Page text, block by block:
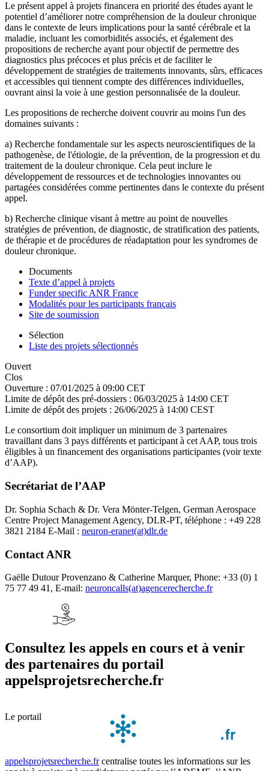
Le présent appel à projets financera en priorité des études ayant le
potentiel d’améliorer notre compréhension de la douleur chronique
dans le contexte de leurs implications pour la santé cérébrale et la
maladie, incluant les comorbidités associés, et également des
propositions de recherche ayant pour objectif de permettre des
diagnostics plus précoces et plus précis et de faciliter le
développement de stratégies de traitements innovants, sûrs, efficaces
et accessibles qui tiennent compte des différences individuelles,
ouvrant ainsi la voie à une gestion personnalisée de la douleur.
Les propositions de recherche doivent couvrir au moins l'un des
domaines suivants :
a) Recherche fondamentale sur les aspects neuroscientifiques de la
pathogenèse, de l'étiologie, de la prévention, de la progression et du
traitement de la douleur chronique. Cela peut inclure le
développement de ressources et de technologies innovantes ou
partagées considérées comme pertinentes dans le contexte du présent
appel.
b) Recherche clinique visant à mettre au point de nouvelles
stratégies de prévention, de diagnostic, de stratification des patients,
de thérapie et de procédures de réadaptation pour les syndromes de
douleur chronique.
Documents
Texte d’appel à projets
Funder specific ANR France
Modalités pour les participants français
Site de soumission
Sélection
Liste des projets sélectionnés
Ouvert
Clos
Ouverture : 07/01/2025 à 09:00 CET
Limite de dépôt des pré-dossiers : 06/03/2025 à 14:00 CET
Limite de dépôt des projets : 26/06/2025 à 14:00 CEST
Le consortium doit impliquer un minimum de 3 partenaires
travaillant dans 3 pays différents et participant à cet AAP, tous trois
éligibles à un financement des organisations participantes (voir texte
d’AAP).
Secrétariat de l’AAP
Dr. Sophia Schach & Dr. Vera Mönter-Telgen, German Aerospace
Centre Project Management Agency, DLR-PT, téléphone : +49 228
3821 2184 E-Mail : neuron-eranet(at)dlr.de
Contact ANR
Gaëlle Dutour Provenzano & Catherine Marquer, Phone: +33 (0) 1
75 77 49 41, E-mail: neuroncalls(at)agencerecherche.fr
Consultez les appels en cours et à venir
des partenaires du portail
appelsprojetsrecherche.fr
Le portail
appelsprojetsrecherche.frcentralise toutes les informations sur les